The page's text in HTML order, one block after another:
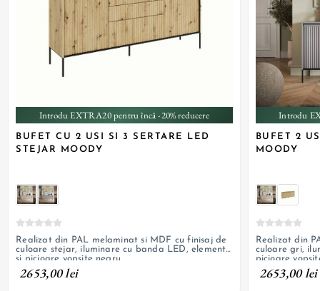
Introdu EXTRA20 pentru încă -20% reducere
BUFET CU 2 USI SI 3 SERTARE LED
STEJAR MOODY
Realizat din PAL melaminat si MDF cu finisaj de
culoare stejar, iluminare cu banda LED, elemente
si picioare vopsite negru
2653,00 lei
Introdu
BUFET 2
MOODY
Realizat din
culoare gri,
picioare
2653,00 lei